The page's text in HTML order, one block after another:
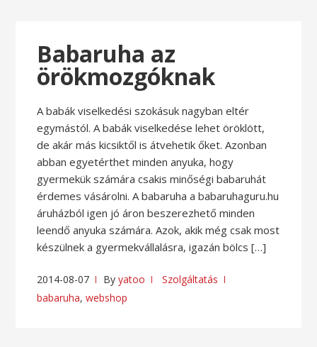
Babaruha az
örökmozgóknak
A babák viselkedési szokásuk nagyban eltér
egymástól. A babák viselkedése lehet öröklött,
de akár más kicsiktől is átvehetik őket. Azonban
abban egyetérthet minden anyuka, hogy
gyermekük számára csakis minőségi babaruhát
érdemes vásárolni. A babaruha a babaruhaguru.hu
áruházból igen jó áron beszerezhető minden
leendő anyuka számára. Azok, akik még csak most
készülnek a gyermekvállalásra, igazán bölcs […]
2014-08-07 Byyatoo
Szolgáltatás
babaruha,webshop